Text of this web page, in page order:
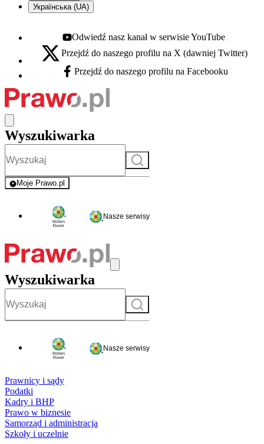
Українська (UA)
Youtube - otwiera się w nowej karcie
Odwiedź nasz kanał w serwisie YouTube
X - otwiera się w nowej karcie
Przejdź do naszego profilu na X (dawniej Twitter)
Facebook - otwiera się w nowej karcie
Przejdź do naszego profilu na Facebooku
Wyszukiwarka
Szukaj
Moje Prawo.pl
- rejestracja i logowanie do serwisu
Nasze serwisy
Wyszukiwarka
Szukaj
Nasze serwisy
Prawnicy i sądy
Podatki
Kadry i BHP
Prawo w biznesie
Samorząd i administracja
Szkoły i uczelnie